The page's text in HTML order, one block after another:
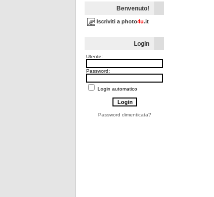
Benvenuto!
Iscriviti a photo4u.it
Login
Utente:
Password:
Login automatico
Password dimenticata?